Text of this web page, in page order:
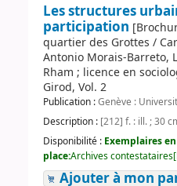
Les structures
participation
quartier des Grottes /
Antonio Morais-Barreto,
Rham ; licence en
Girod, Vol. 2
Publication :Genève :
Description : [212] f. : ill. ; 30
Disponibilité : Exemplaires
place:Archives
Ajouter à mon